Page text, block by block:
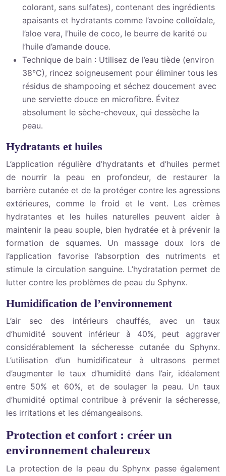
colorant, sans sulfates), contenant des ingrédients
apaisants et hydratants comme l’avoine colloïdale,
l’aloe vera, l’huile de coco, le beurre de karité ou
l’huile d’amande douce.
Technique de bain : Utilisez de l’eau tiède (environ
38°C), rincez soigneusement pour éliminer tous les
résidus de shampooing et séchez doucement avec
une serviette douce en microfibre. Évitez
absolument le sèche-cheveux, qui dessèche la
peau.
Hydratants et huiles
L’application régulière d’hydratants et d’huiles permet
de nourrir la peau en profondeur, de restaurer la
barrière cutanée et de la protéger contre les agressions
extérieures, comme le froid et le vent. Les crèmes
hydratantes et les huiles naturelles peuvent aider à
maintenir la peau souple, bien hydratée et à prévenir la
formation de squames. Un massage doux lors de
l’application favorise l’absorption des nutriments et
stimule la circulation sanguine. L’hydratation permet de
lutter contre les problèmes de peau du Sphynx.
Humidification de l’environnement
L’air sec des intérieurs chauffés, avec un taux
d’humidité souvent inférieur à 40%, peut aggraver
considérablement la sécheresse cutanée du Sphynx.
L’utilisation d’un humidificateur à ultrasons permet
d’augmenter le taux d’humidité dans l’air, idéalement
entre 50% et 60%, et de soulager la peau. Un taux
d’humidité optimal contribue à prévenir la sécheresse,
les irritations et les démangeaisons.
Protection et confort : créer un
environnement chaleureux
La protection de la peau du Sphynx passe également